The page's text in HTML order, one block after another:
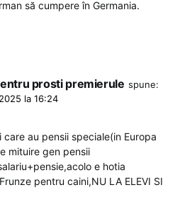
să cumpere în Germania.
prosti premierule spune:
la 16:24
au pensii speciale(in Europa
mituire gen pensii
e hotia
pentru caini,NU LA ELEVI SI